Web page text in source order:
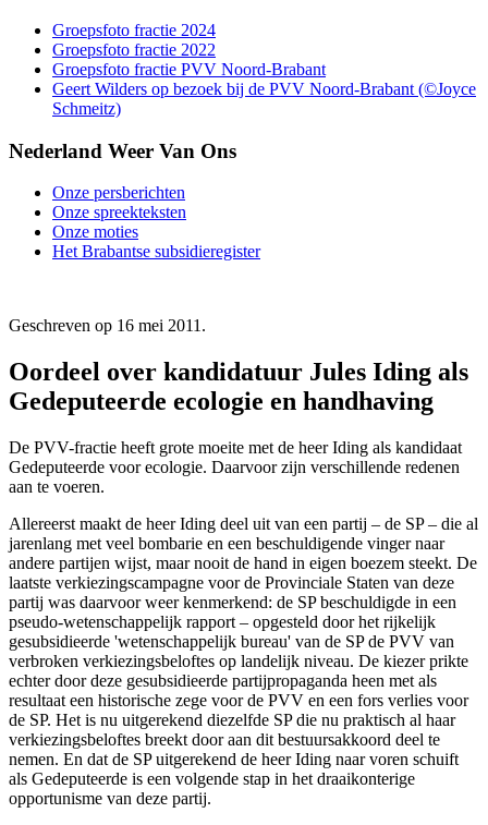
Groepsfoto fractie 2024
Groepsfoto fractie 2022
Groepsfoto fractie PVV Noord-Brabant
Geert Wilders op bezoek bij de PVV Noord-Brabant (©Joyce
Schmeitz)
Nederland Weer Van Ons
Onze persberichten
Onze spreekteksten
Onze moties
Het Brabantse subsidieregister
Geschreven op 16 mei 2011.
Oordeel over kandidatuur Jules Iding als
Gedeputeerde ecologie en handhaving
De PVV-fractie heeft grote moeite met de heer Iding als kandidaat
Gedeputeerde voor ecologie. Daarvoor zijn verschillende redenen
aan te voeren.
Allereerst maakt de heer Iding deel uit van een partij – de SP – die al
jarenlang met veel bombarie en een beschuldigende vinger naar
andere partijen wijst, maar nooit de hand in eigen boezem steekt. De
laatste verkiezingscampagne voor de Provinciale Staten van deze
partij was daarvoor weer kenmerkend: de SP beschuldigde in een
pseudo-wetenschappelijk rapport – opgesteld door het rijkelijk
gesubsidieerde 'wetenschappelijk bureau' van de SP de PVV van
verbroken verkiezingsbeloftes op landelijk niveau. De kiezer prikte
echter door deze gesubsidieerde partijpropaganda heen met als
resultaat een historische zege voor de PVV en een fors verlies voor
de SP. Het is nu uitgerekend diezelfde SP die nu praktisch al haar
verkiezingsbeloftes breekt door aan dit bestuursakkoord deel te
nemen. En dat de SP uitgerekend de heer Iding naar voren schuift
als Gedeputeerde is een volgende stap in het draaikonterige
opportunisme van deze partij.